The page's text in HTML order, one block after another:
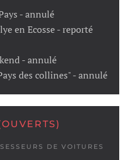
- annulé
en Ecosse - reporté
- annulé
des collines" - annulé
DE VOITURES